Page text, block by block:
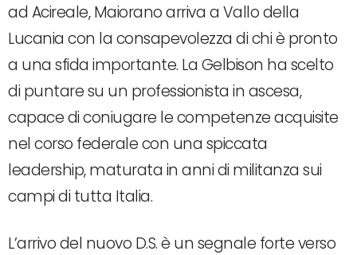
ad Acireale, Maiorano arriva a Vallo della
Lucania con la consapevolezza di chi è pronto
a una sfida importante. La Gelbison ha scelto
di puntare su un professionista in ascesa,
capace di coniugare le competenze acquisite
nel corso federale con una spiccata
leadership, maturata in anni di militanza sui
campi di tutta Italia.
L’arrivo del nuovo D.S. è un segnale forte verso